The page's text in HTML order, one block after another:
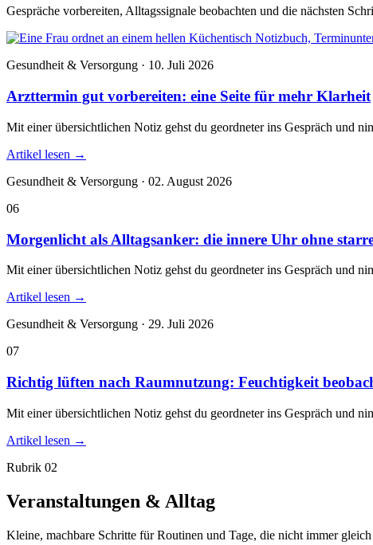
Gespräche vorbereiten, Alltagssignale beobachten und die nächsten
Gesundheit & Versorgung · 10. Juli 2026
Arzttermin gut vorbereiten: eine Seite für mehr Klarheit
Mit einer übersichtlichen Notiz gehst du geordneter ins Gespräch und
Artikel lesen →
Gesundheit & Versorgung · 02. August 2026
06
Morgenlicht als Alltagsanker: die innere Uhr ohne
Mit einer übersichtlichen Notiz gehst du geordneter ins Gespräch und
Artikel lesen →
Gesundheit & Versorgung · 29. Juli 2026
07
Richtig lüften nach Raumnutzung: Feuchtigkeit
Mit einer übersichtlichen Notiz gehst du geordneter ins Gespräch und
Artikel lesen →
Rubrik 02
Veranstaltungen & Alltag
Kleine, machbare Schritte für Routinen und Tage, die nicht immer